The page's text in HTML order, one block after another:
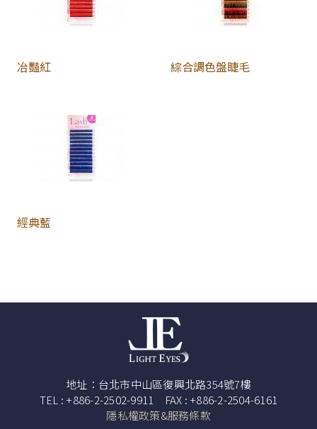
冶豔紅 綜合調色盤睫毛
經典藍
地址：台北市中山區復興北路354號7樓
TEL : +886-2-2502-9911 FAX : +886-2-2504-6161
隱私權政策&服務條款